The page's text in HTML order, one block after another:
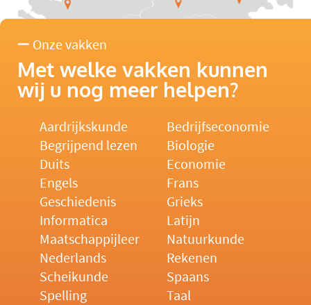
Onze vakken
Met welke vakken kunnen
wij u nog meer helpen?
Aardrijkskunde
Bedrijfseconomie
Begrijpend lezen
Biologie
Duits
Economie
Engels
Frans
Geschiedenis
Grieks
Informatica
Latijn
Maatschappijleer
Natuurkunde
Nederlands
Rekenen
Scheikunde
Spaans
Spelling
Taal